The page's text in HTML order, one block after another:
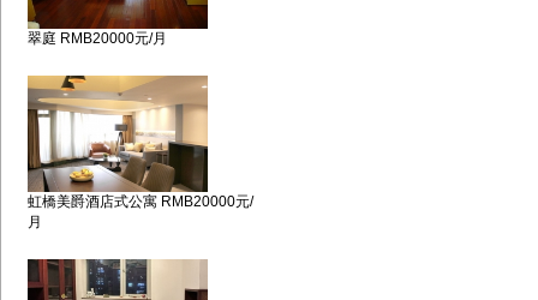
翠庭 RMB20000元/月
虹橋美爵酒店式公寓 RMB20000元/
月